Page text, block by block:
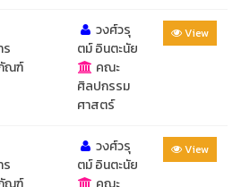
ณฑ์
วงศ์วรุ
ตม์ อินตะนัย
คณะ
ศิลปกรรม
ศาสตร์
View
วงศ์วรุ
ตม์ อินตะนัย
View